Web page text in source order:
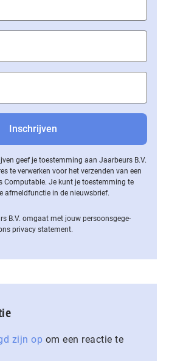
geef je toestemming aan Jaarbeurs B.V.
te verwerken voor het verzenden van een
Computable. Je kunt je toestemming te
af­meld­func­tie in de nieuwsbrief.
B.V. omgaat met jouw per­soons­ge­ge­
privacy statement.
zijn op om een reactie te